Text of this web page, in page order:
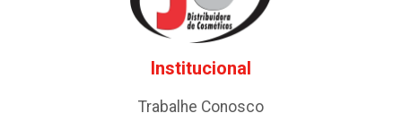
Institucional
Trabalhe Conosco